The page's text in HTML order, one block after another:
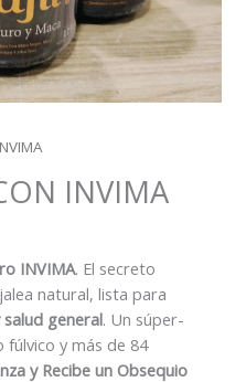
INVIMA
INVIMA. El secreto
natural, lista para
general. Un súper-
fúlvico y más de 84
y Recibe un Obsequio